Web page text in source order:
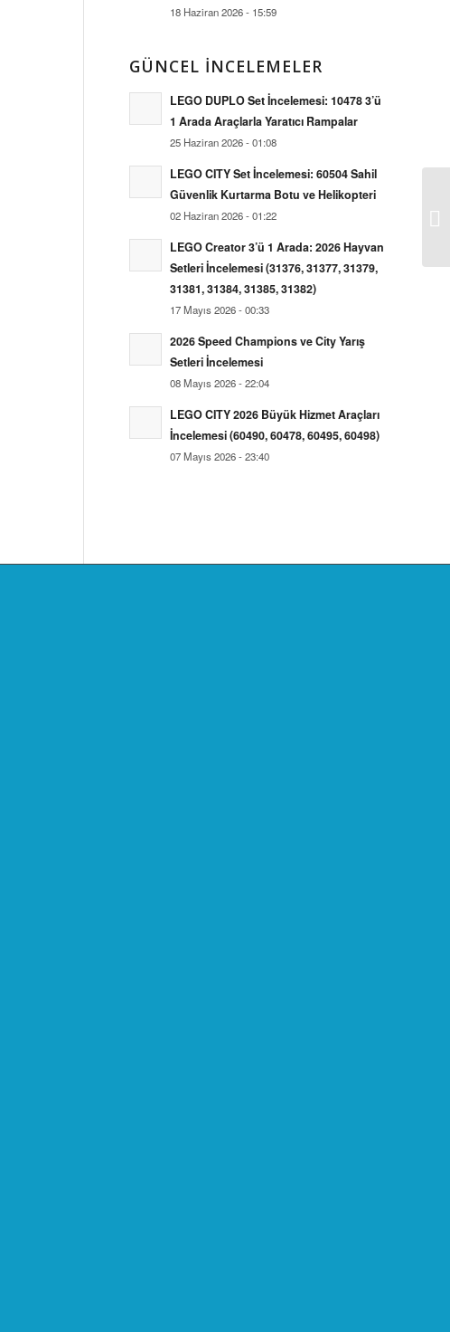
18 Haziran 2026 - 15:59
GÜNCEL İNCELEMELER
LEGO DUPLO Set İncelemesi: 10478 3’ü
1 Arada Araçlarla Yaratıcı Rampalar
25 Haziran 2026 - 01:08
LEGO CITY Set İncelemesi: 60504 Sahil
Güvenlik Kurtarma Botu ve Helikopteri
02 Haziran 2026 - 01:22
LEGO Creator 3’ü 1 Arada: 2026 Hayvan
Setleri İncelemesi (31376, 31377, 31379,
31381, 31384, 31385, 31382)
17 Mayıs 2026 - 00:33
2026 Speed Champions ve City Yarış
Setleri İncelemesi
08 Mayıs 2026 - 22:04
LEGO CITY 2026 Büyük Hizmet Araçları
İncelemesi (60490, 60478, 60495, 60498)
07 Mayıs 2026 - 23:40